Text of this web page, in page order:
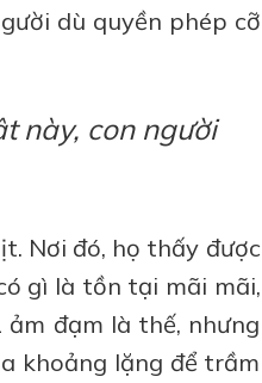
dù quyền phép cỡ
này, con người
Nơi đó, họ thấy được
gì là tồn tại mãi mãi,
đạm là thế, nhưng
khoảng lặng để trầm